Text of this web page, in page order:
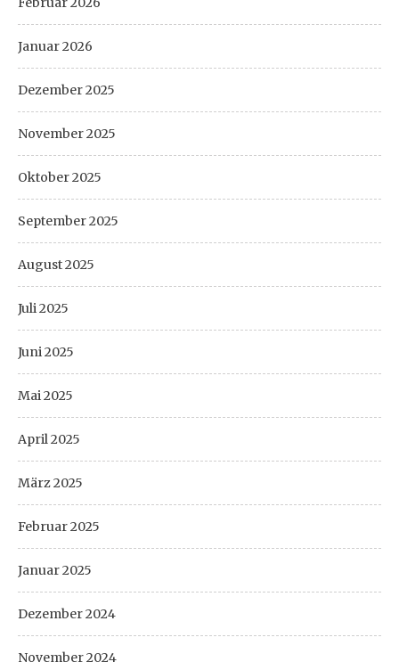
Januar 2026
Dezember 2025
November 2025
Oktober 2025
September 2025
August 2025
Juli 2025
Juni 2025
Mai 2025
April 2025
März 2025
Februar 2025
Januar 2025
Dezember 2024
November 2024